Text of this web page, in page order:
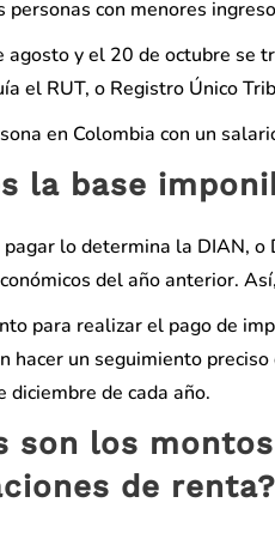
personas con menores
agosto y el 20 de octubre se
el RUT, o Registro Único
en Colombia con un
la base
lo determina la DIAN,
del año anterior.
para realizar el pago de
hacer un seguimiento
diciembre de cada año.
son los
de renta?